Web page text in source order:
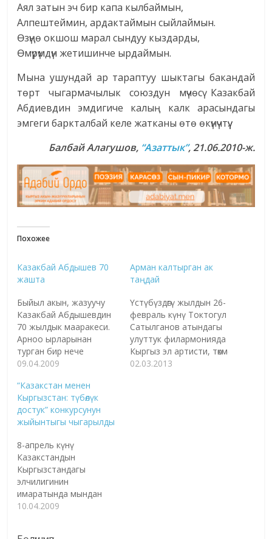
Аял затын эч бир капа кылбаймын,
Алпештеймин, ардактаймын сыйлаймын.
Өзүңө окшош марал сындуу кыздарды,
Өмүрүмдүн жетишинче ырдаймын.
Мына ушундай ар тараптуу шыктагы бакандай
төрт чыгармачылык союздун мүчөсү Казакбай
Абдиевдин эмдигиче калың калк арасындагы
эмгеги баркталбай келе жатканы өтө өкүнүчтүү.
Балбай Алагушов, “Азаттык”, 21.06.2010-ж.
Похожее
Казакбай Абдышев 70
жашта
Быйыл акын, жазуучу
Казакбай Абдышевдин
70 жылдык мааракеси.
Арноо ырларынан
турган бир нече
китептин автору
жылдыгына карата
"Аңгемелер жана
повесттер" жыйнагы
жана "Казакбайдын ыр
басууга даярдоодо.
Демөөрчүлөр чыгып калса,
буюрса жакын арада
окурмандардын колуна
тийип калаар деген
жакшы оюн билдирди.
тоюңуз…
09.04.2009
Арман калтырган ак
таңдай
Үстүбүздөгү жылдын 26-
февраль күнү Токтогул
Сатылганов атындагы
улуттук филармонияда
Кыргыз эл артисти, төкмө
акын Тууганбай
02.03.2013
“Казакстан менен
Кыргызстан: түбөлүк
достук” конкурсунун
жыйынтыгы чыгарылды
8-апрель күнү
Казакстандын
Кыргызстандагы
элчилигинин
имаратында мындан
жарым жыл мурда
10.04.2009